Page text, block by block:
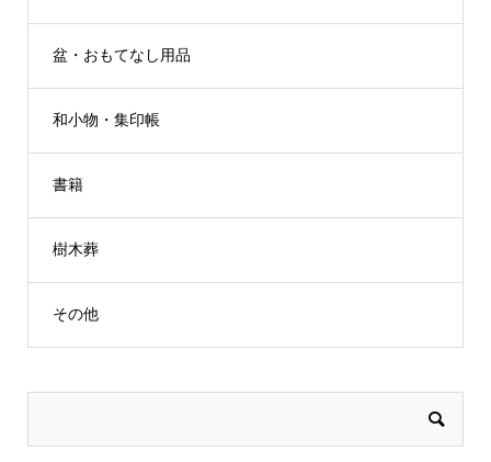
盆・おもてなし用品
和小物・集印帳
書籍
樹木葬
その他